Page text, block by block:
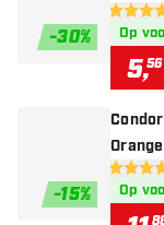
-30%
4.8
Op
5,56
-15%
4.9
Op